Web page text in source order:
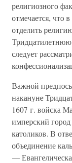
религиозного
отмечается, что
отделить
Тридцатилетнюю
следует
Важной
накануне
1607 г. войска
имперский
католиков. В
объединение
—